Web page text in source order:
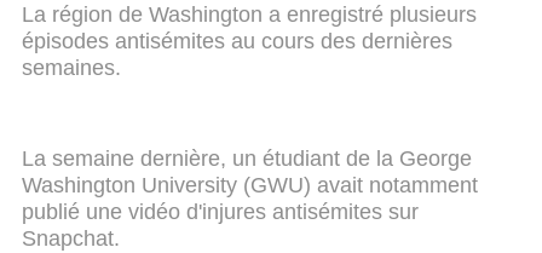
La région de Washington a enregistré plusieurs
épisodes antisémites au cours des dernières
semaines.
La semaine dernière, un étudiant de la George
Washington University (GWU) avait notamment
publié une vidéo d'injures antisémites sur
Snapchat.